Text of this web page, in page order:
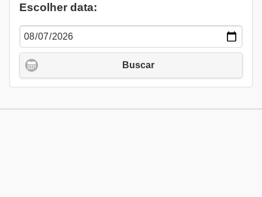
Escolher data:
Buscar